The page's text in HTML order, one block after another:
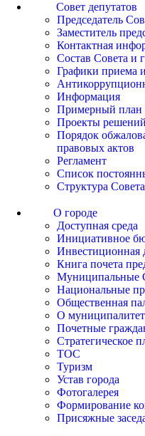
Совет депутатов
Председатель
Заместитель
Контактная
Состав Совета и
Графики приема
Информация
Примерный план
Проекты
Порядок
правовых актов
Регламент
Список
Структура
О городе
Доступная среда
Инициативное
Инвестиционная
Книга почета
Национальные
Общественная
О
Почетные
Стратегическое
ТОС
Туризм
Устав города
Фотогалерея
Формирование
Присяжные